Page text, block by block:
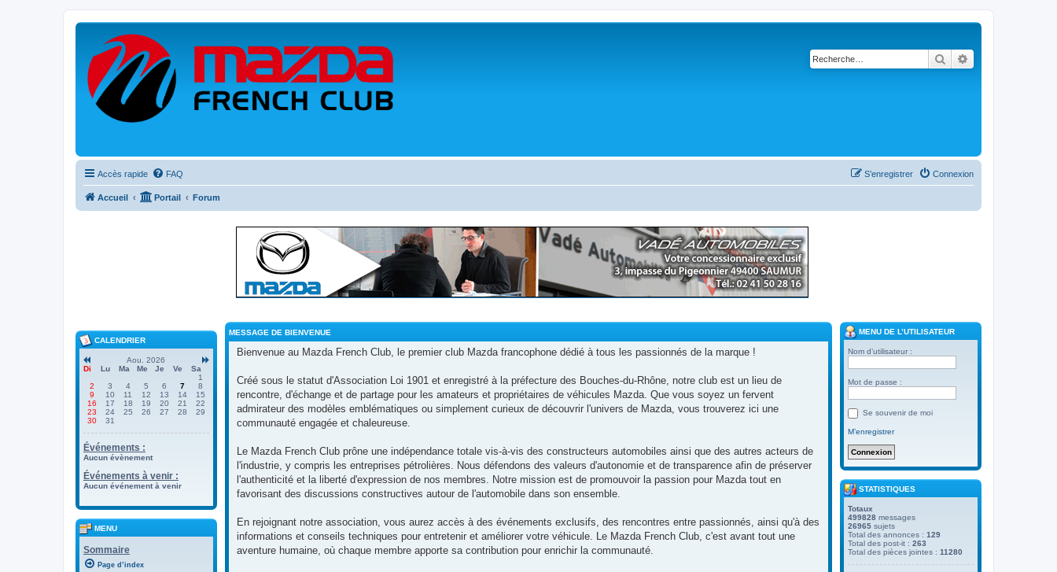
Rechercher
Accès rapide FAQ Connexion
S’enregistrer
Accueil Portail Forum
MESSAGE DE BIENVENUE
Bienvenue au Mazda French Club, le premier club Mazda francophone dédié à tous les passionnés de la marque !
Créé sous le statut d'Association Loi 1901 et enregistré à la préfecture des Bouches-du-Rhône, notre club est un lieu de
rencontre, d'échange et de partage pour les amateurs et propriétaires de véhicules Mazda. Que vous soyez un fervent
admirateur des modèles emblématiques ou simplement curieux de découvrir l'univers de Mazda, vous trouverez ici une
communauté engagée et chaleureuse.
Le Mazda French Club prône une indépendance totale vis-à-vis des constructeurs automobiles ainsi que des autres acteurs de
l'industrie, y compris les entreprises pétrolières. Nous défendons des valeurs d'autonomie et de transparence afin de préserver
l'authenticité et la liberté d'expression de nos membres. Notre mission est de promouvoir la passion pour Mazda tout en
favorisant des discussions constructives autour de l'automobile dans son ensemble.
En rejoignant notre association, vous aurez accès à des événements exclusifs, des rencontres entre passionnés, ainsi qu'à des
informations et conseils techniques pour entretenir et améliorer votre véhicule. Le Mazda French Club, c'est avant tout une
aventure humaine, où chaque membre apporte sa contribution pour enrichir la communauté.
CALENDRIER
Aou. 2026
Di
Lu Ma Me Je Ve
Sa
1
2
3 4 5 6 7
8
9
10 11 12 13 14
15
16
17 18 19 20 21
22
23
24 25 26 27 28
29
30
31
Événements :
Aucun évènement
Événements à venir :
Aucun événement à venir
MENU
Sommaire
Page d’index
MENU DE L’UTILISATEUR
Nom d’utilisateur :
Mot de passe :
Se souvenir de moi
M’enregistrer
STATISTIQUES
Totaux
499828 messages
26965 sujets
Total des annonces : 129
Total des post-it : 263
Total des pièces jointes : 11280